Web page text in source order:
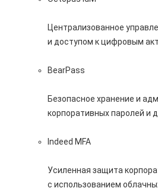
Централизованное
и доступом к цифровым
BearPass
Безопасное хранение и
корпоративных паролей и
Indeed MFA
Усиленная защита
с использованием